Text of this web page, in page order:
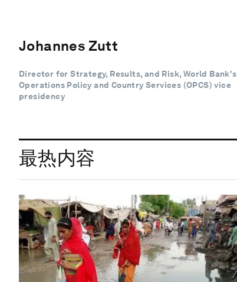
Johannes Zutt
Director for Strategy, Results, and Risk, World Bank's
Operations Policy and Country Services (OPCS) vice
presidency
最热内容